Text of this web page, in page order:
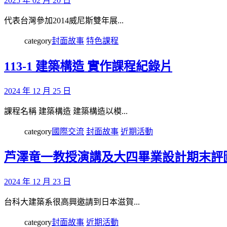
代表台灣參加2014威尼斯雙年展...
category封面故事 特色課程
113-1 建築構造 實作課程紀錄片
2024 年 12 月 25 日
課程名稱 建築構造 建築構造以模...
category國際交流 封面故事 近期活動
芦澤竜一教授演講及大四畢業設計期末評
2024 年 12 月 23 日
台科大建築系很高興邀請到日本滋賀...
category封面故事 近期活動